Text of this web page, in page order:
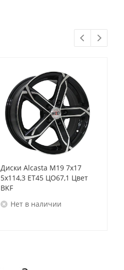
Диски Alcasta M19 7x17
5x114,3 ET45 ЦО67,1 Цвет
BKF
Нет в наличии